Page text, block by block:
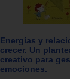
Energías y
crecer. Un
creativo para
emociones.